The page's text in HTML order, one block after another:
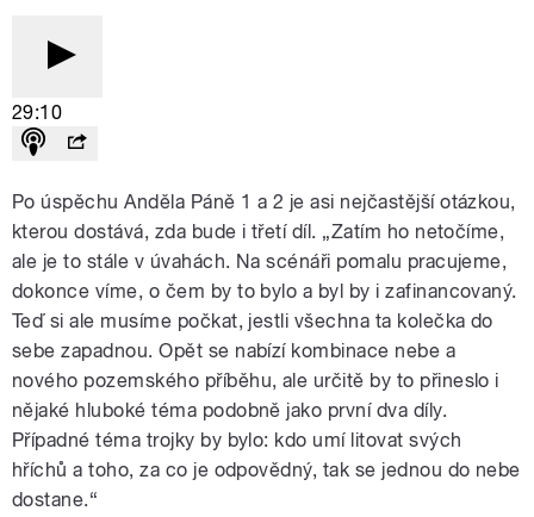
29:10
Po úspěchu Anděla Páně 1 a 2 je asi nejčastější otázkou,
kterou dostává, zda bude i třetí díl. „Zatím ho netočíme,
ale je to stále v úvahách. Na scénáři pomalu pracujeme,
dokonce víme, o čem by to bylo a byl by i zafinancovaný.
Teď si ale musíme počkat, jestli všechna ta kolečka do
sebe zapadnou. Opět se nabízí kombinace nebe a
nového pozemského příběhu, ale určitě by to přineslo i
nějaké hluboké téma podobně jako první dva díly.
Případné téma trojky by bylo: kdo umí litovat svých
hříchů a toho, za co je odpovědný, tak se jednou do nebe
dostane.“